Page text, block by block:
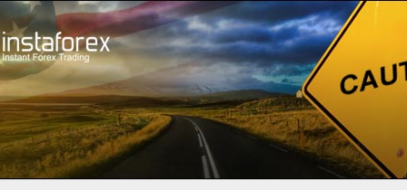
Трейдерам Форекс обзоры Торговый план